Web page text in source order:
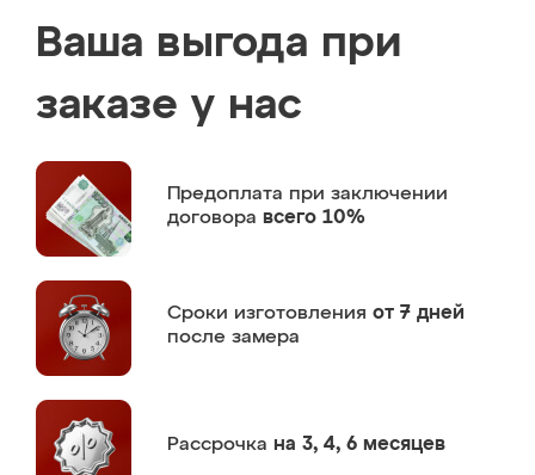
Ваша выгода при
заказе у нас
Предоплата при заключении
договора всего 10%
Сроки изготовления от 7 дней
после замера
Рассрочка на 3, 4, 6 месяцев